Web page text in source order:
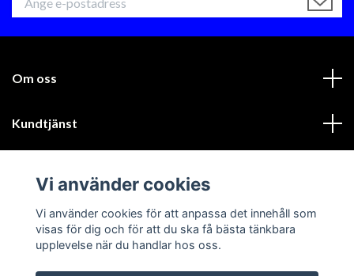
Om oss
Kundtjänst
Sociala medier
Vi använder cookies
Vi använder cookies för att anpassa det innehåll som
visas för dig och för att du ska få bästa tänkbara
upplevelse när du handlar hos oss.